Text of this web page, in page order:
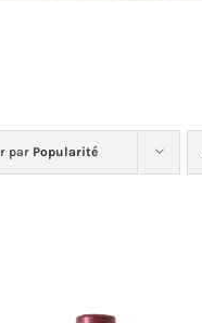
par Popularité